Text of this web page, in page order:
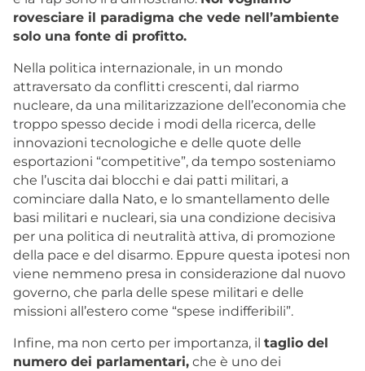
rovesciare il paradigma che vede nell’ambiente
solo una fonte di profitto.
Nella politica internazionale, in un mondo
attraversato da conflitti crescenti, dal riarmo
nucleare, da una militarizzazione dell’economia che
troppo spesso decide i modi della ricerca, delle
innovazioni tecnologiche e delle quote delle
esportazioni “competitive”, da tempo sosteniamo
che l’uscita dai blocchi e dai patti militari, a
cominciare dalla Nato, e lo smantellamento delle
basi militari e nucleari, sia una condizione decisiva
per una politica di neutralità attiva, di promozione
della pace e del disarmo. Eppure questa ipotesi non
viene nemmeno presa in considerazione dal nuovo
governo, che parla delle spese militari e delle
missioni all’estero come “spese indifferibili”.
Infine, ma non certo per importanza, il taglio del
numero dei parlamentari, che è uno dei